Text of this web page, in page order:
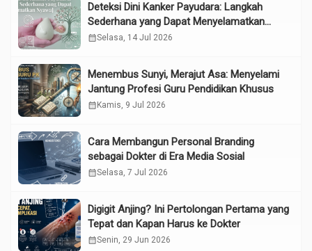
Deteksi Dini Kanker Payudara: Langkah
Sederhana yang Dapat Menyelamatkan
Nyawa
calendar_monthSelasa, 14 Jul 2026
Menembus Sunyi, Merajut Asa: Menyelami
Jantung Profesi Guru Pendidikan Khusus
calendar_month Kamis, 9 Jul 2026
Cara Membangun Personal Branding
sebagai Dokter di Era Media Sosial
calendar_monthSelasa, 7 Jul 2026
Digigit Anjing? Ini Pertolongan Pertama yang
Tepat dan Kapan Harus ke Dokter
calendar_monthSenin, 29 Jun 2026